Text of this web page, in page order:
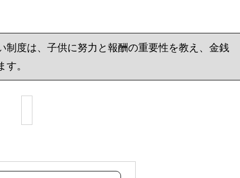
制度は、子供に努力と報酬の重要性を教え、金銭
。